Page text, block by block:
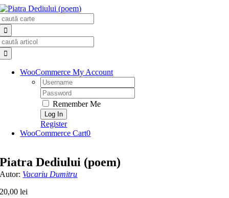
Skip
to
content
WooCommerce My Account
Username:
Password:
Remember Me
Register
WooCommerce Cart0
Piatra Dediului (poem)
Autor: Vacariu Dumitru
20,00lei